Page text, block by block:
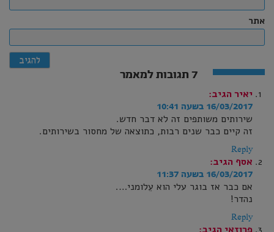
אתר
יאיר הגיב:
16/03/2017 בשעה 10:41
שירותים משותפים זה לא דבר חדש.
זה קיים כבר שנים רבות, כתוצאה של מחסור בשירותים.
Reply
אסף הגיב:
16/03/2017 בשעה 11:37
אם כבר אז בוגר עלי הוא עֵלומני….
נהדר!
Reply
פרוזאי הגיב: